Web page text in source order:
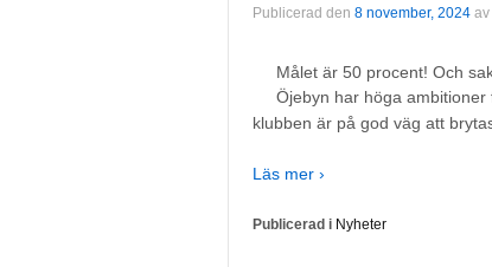
Publicerad den 8 november, 2024 av
Målet är 50 procent! Och
Öjebyn har höga
klubben är på god väg att
Läs mer ›
Publicerad i Nyheter